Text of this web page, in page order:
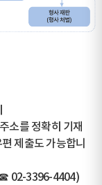
소를 정확히 기재
제출도 가능합니
02-3396-4404)